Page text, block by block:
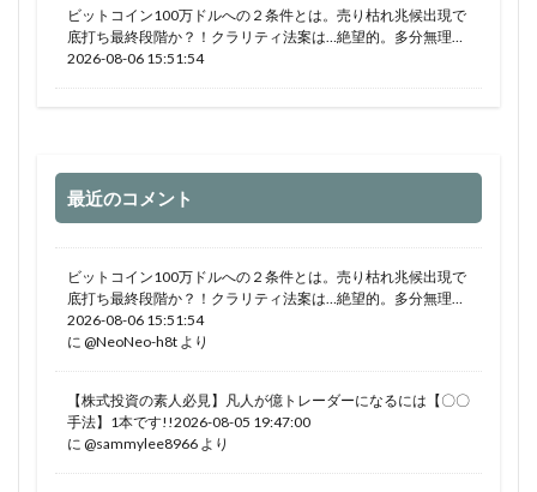
ビットコイン100万ドルへの２条件とは。売り枯れ兆候出現で
底打ち最終段階か？！クラリティ法案は…絶望的。多分無理…
2026-08-06 15:51:54
最近のコメント
ビットコイン100万ドルへの２条件とは。売り枯れ兆候出現で
底打ち最終段階か？！クラリティ法案は…絶望的。多分無理…
2026-08-06 15:51:54
に @NeoNeo-h8t より
【株式投資の素人必見】凡人が億トレーダーになるには【〇〇
手法】1本です!!2026-08-05 19:47:00
に @sammylee8966 より